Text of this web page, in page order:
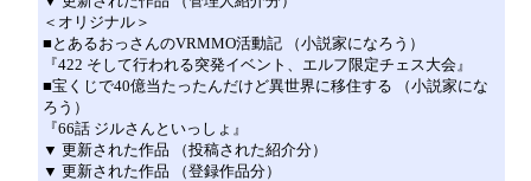
＜オリジナル＞
■とあるおっさんのVRMMO活動記 （小説家になろう）
『422 そして行われる突発イベント、エルフ限定チェス大会』
■宝くじで40億当たったんだけど異世界に移住する （小説家にな
ろう）
『66話 ジルさんといっしょ』
▼ 更新された作品 （投稿された紹介分）
▼ 更新された作品 （登録作品分）